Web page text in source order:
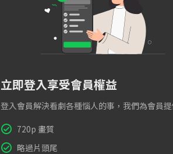
立即登入享受會員權益
登入會員解決看劇各種惱人的事，我們為會員
720p 畫質
略過片頭尾